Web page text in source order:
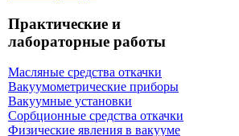
Практические и
лабораторные работы
Масляные средства откачки
Вакуумометрические приборы
Вакуумные установки
Сорбционные средства откачки
Физические явления в вакууме